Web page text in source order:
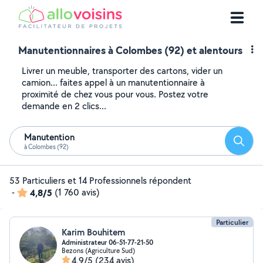
Manutentionnaires à Colombes (92) et alentours
Livrer un meuble, transporter des cartons, vider un
camion... faites appel à un manutentionnaire à
proximité de chez vous pour vous. Postez votre
demande en 2 clics...
Manutention
à Colombes (92)
53 Particuliers et 14 Professionnels répondent
-
4,8/5 (1 760 avis)
Particulier
Karim Bouhitem
Administrateur 06-51-77-21-50
Bezons (Agriculture Sud)
4,9/5 (234 avis)